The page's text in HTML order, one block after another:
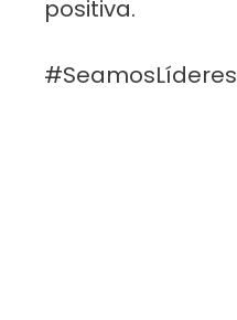
positiva.
#SeamosLíderes